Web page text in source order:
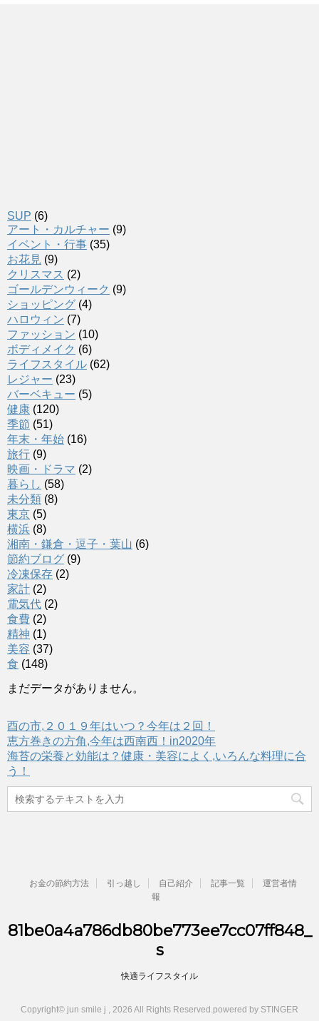
SUP (6)
アート・カルチャー (9)
イベント・行事 (35)
お花見 (9)
クリスマス (2)
ゴールデンウィーク (9)
ショッピング (4)
ハロウィン (7)
ファッション (10)
ボディメイク (6)
ライフスタイル (62)
レジャー (23)
バーベキュー (5)
健康 (120)
季節 (51)
年末・年始 (16)
旅行 (9)
映画・ドラマ (2)
暮らし (58)
未分類 (8)
東京 (5)
横浜 (8)
湘南・鎌倉・逗子・葉山 (6)
節約ブログ (9)
冷凍保存 (2)
家計 (2)
電気代 (2)
食費 (2)
精神 (1)
美容 (37)
食 (148)
まだデータがありません。
酉の市,２０１９年はいつ？今年は２回！
恵方巻きの方角,今年は西南西！in2020年
海苔の栄養と効能は？健康・美容によく,いろんな料理に合
う！
お金の節約方法 引っ越し 自己紹介 記事一覧
運営者情
報
81be0a4a786db80be773ee7cc07ff848_
s
快適ライフスタイル
Copyright© jun smile j , 2026 All Rights Reserved.powered by STINGER